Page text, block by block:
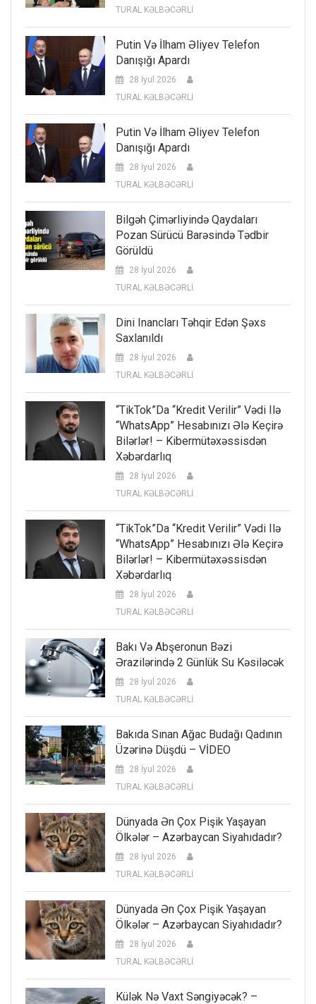
TURAL KƏLBƏCƏRLİ
Putin Və İlham Əliyev Telefon
Danışığı Apardı
28 İyul 2026
TURAL KƏLBƏCƏRLİ
Putin Və İlham Əliyev Telefon
Danışığı Apardı
28 İyul 2026
TURAL KƏLBƏCƏRLİ
Bilgəh Çimərliyində Qaydaları
Pozan Sürücü Barəsində Tədbir
Görüldü
28 İyul 2026
TURAL KƏLBƏCƏRLİ
Dini Inancları Təhqir Edən Şəxs
Saxlanıldı
28 İyul 2026
TURAL KƏLBƏCƏRLİ
“TikTok”da “kredit Verilir” Vədi Ilə
“WhatsApp” Hesabınızı Ələ Keçirə
Bilərlər! – Kibermütəxəssisdən
Xəbərdarlıq
28 İyul 2026
TURAL KƏLBƏCƏRLİ
“TikTok”da “kredit Verilir” Vədi Ilə
“WhatsApp” Hesabınızı Ələ Keçirə
Bilərlər! – Kibermütəxəssisdən
Xəbərdarlıq
28 İyul 2026
TURAL KƏLBƏCƏRLİ
Bakı Və Abşeronun Bəzi
Ərazilərində 2 Günlük Su Kəsiləcək
28 İyul 2026
TURAL KƏLBƏCƏRLİ
Bakıda Sınan Ağac Budağı Qadının
Üzərinə Düşdü – VİDEO
28 İyul 2026
TURAL KƏLBƏCƏRLİ
Dünyada Ən Çox Pişik Yaşayan
Ölkələr – Azərbaycan Siyahıdadır?
28 İyul 2026
TURAL KƏLBƏCƏRLİ
Dünyada Ən Çox Pişik Yaşayan
Ölkələr – Azərbaycan Siyahıdadır?
28 İyul 2026
TURAL KƏLBƏCƏRLİ
Külək Nə Vaxt Səngiyəcək? –